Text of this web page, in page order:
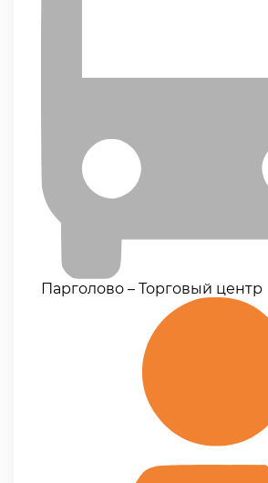
Парголово – Торговый центр